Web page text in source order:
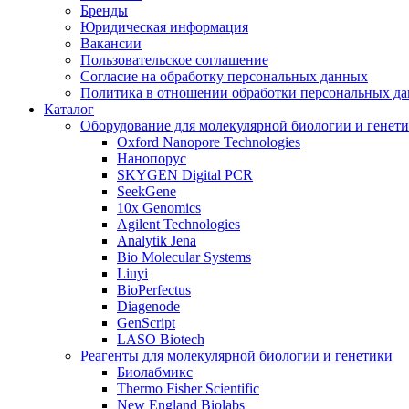
Бренды
Юридическая информация
Вакансии
Пользовательское соглашение
Согласие на обработку персональных данных
Политика в отношении обработки персональных
Каталог
Оборудование для молекулярной биологии и
Oxford Nanopore Technologies
Нанопорус
SKYGEN Digital PCR
SeekGene
10x Genomics
Agilent Technologies
Analytik Jena
Bio Molecular Systems
Liuyi
BioPerfectus
Diagenode
GenScript
LASO Biotech
Реагенты для молекулярной биологии и генетики
Биолабмикс
Thermo Fisher Scientific
New England Biolabs